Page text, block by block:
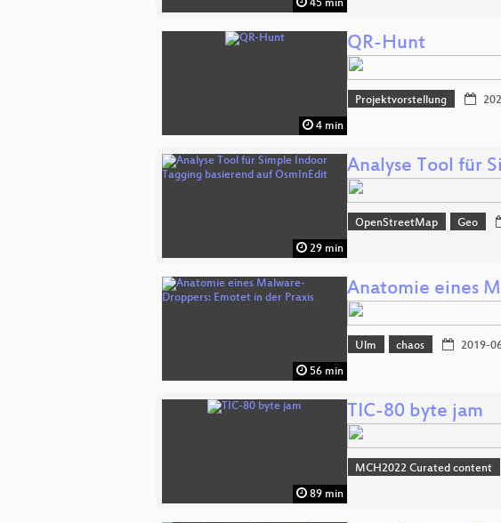
45 min
4 min
QR-Hunt
Projektvorstellung
29 min
Analyse Tool für
OpenStreetMap Geo
56 min
Anatomie eines
Ulm chaos 2019-
89 min
TIC-80 byte jam
MCH2022 Curated content